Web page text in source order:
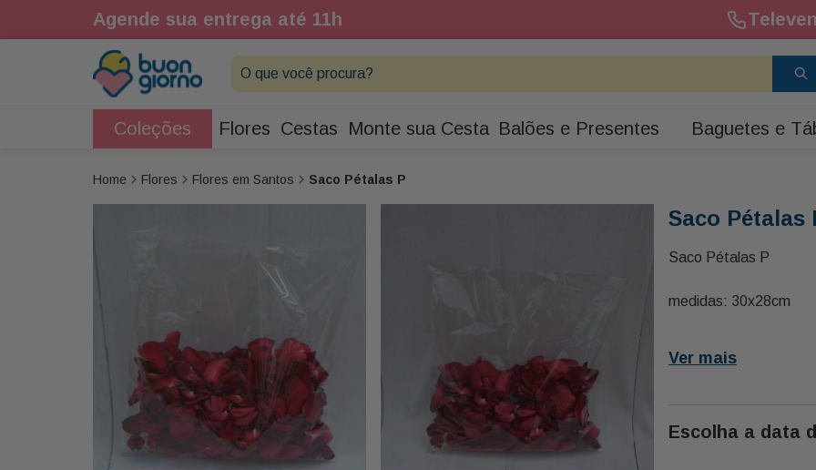
Agende sua entrega até 11h
O que você procura?
Coleções Flores Cestas Monte sua Cesta Balões e Presentes Baguetes e
Flores Flores em Santos Saco Pétalas P
Saco Pétalas
Saco Pétalas P
medidas: 30x28cm
Ver mais
Escolha a data